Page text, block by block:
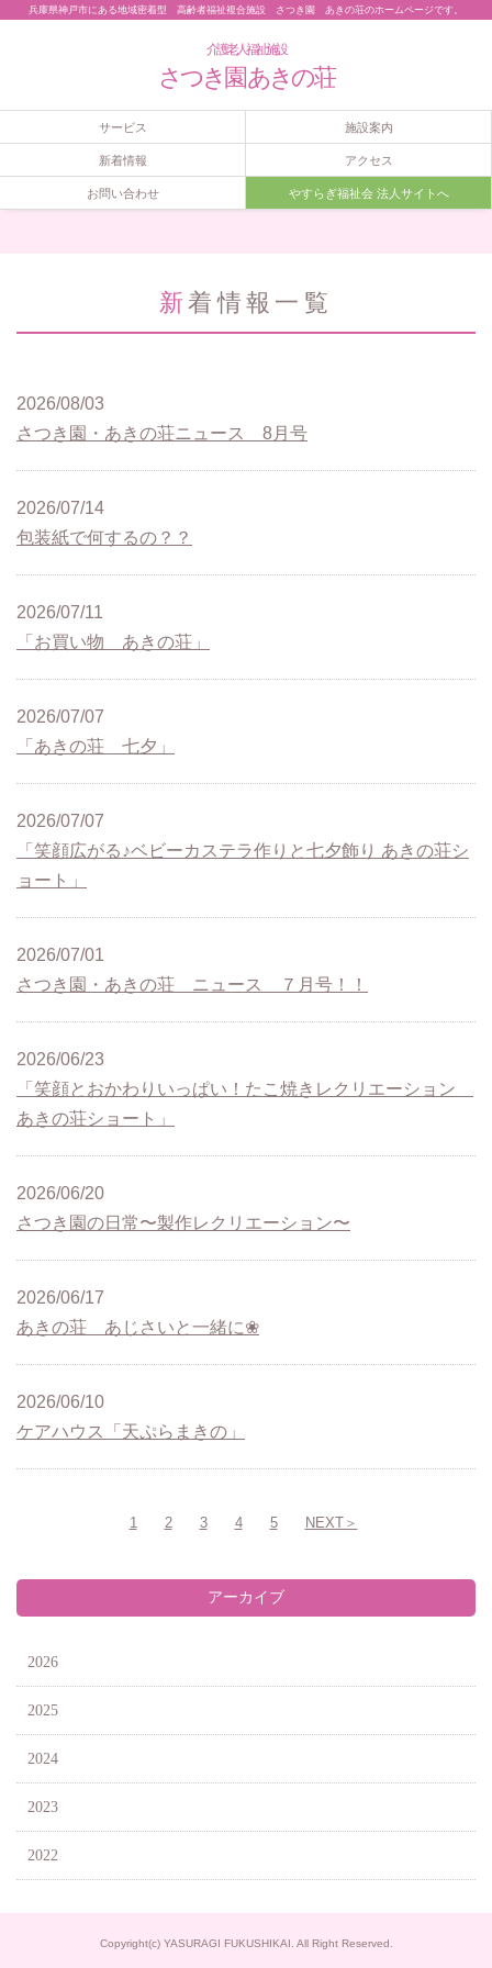
兵庫県神戸市にある地域密着型 高齢者福祉複合施設 さつき園 あきの荘のホームページです。
介護老人福祉施設
さつき園 あきの荘
サービス 施設案内
新着情報 アクセス
お問い合わせ やすらぎ福祉会 法人サイトへ
新着情報一覧
2026/08/03
さつき園・あきの荘ニュース 8月号
2026/07/14
包装紙で何するの？？
2026/07/11
「お買い物 あきの荘」
2026/07/07
「あきの荘 七夕」
2026/07/07
「笑顔広がる♪ベビーカステラ作りと七夕飾り あきの荘シ
ョート」
2026/07/01
さつき園・あきの荘 ニュース ７月号！！
2026/06/23
「笑顔とおかわりいっぱい！たこ焼きレクリエーション
あきの荘ショート」
2026/06/20
さつき園の日常〜製作レクリエーション〜
2026/06/17
あきの荘 あじさいと一緒に❀
2026/06/10
ケアハウス「天ぷらまきの」
1 2 3 4 5 NEXT＞
アーカイブ
2026
2025
2024
2023
2022
Copyright(c) YASURAGI FUKUSHIKAI. All Right Reserved.